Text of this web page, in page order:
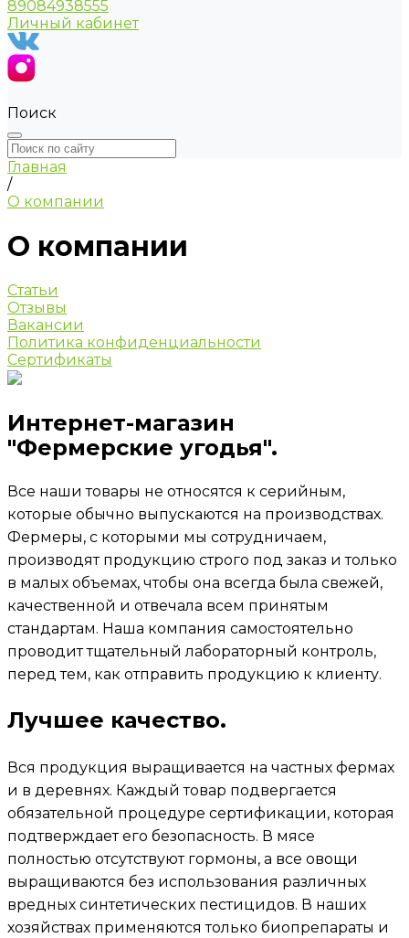
89084938555
Личный кабинет
Поиск
Главная
/
О компании
О компании
Статьи
Отзывы
Вакансии
Политика конфиденциальности
Сертификаты
Интернет-магазин
"Фермерские угодья".
Все наши товары не относятся к серийным,
которые обычно выпускаются на производствах.
Фермеры, с которыми мы сотрудничаем,
производят продукцию строго под заказ и только
в малых объемах, чтобы она всегда была свежей,
качественной и отвечала всем принятым
стандартам. Наша компания самостоятельно
проводит тщательный лабораторный контроль,
перед тем, как отправить продукцию к клиенту.
Лучшее качество.
Вся продукция выращивается на частных фермах
и в деревнях. Каждый товар подвергается
обязательной процедуре сертификации, которая
подтверждает его безопасность. В мясе
полностью отсутствуют гормоны, а все овощи
выращиваются без использования различных
вредных синтетических пестицидов. В наших
хозяйствах применяются только биопрепараты и